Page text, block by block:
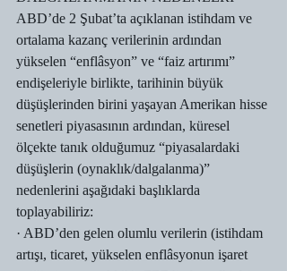
ABD’de 2 Şubat’ta açıklanan istihdam ve
ortalama kazanç verilerinin ardından
yükselen “enflâsyon” ve “faiz artırımı”
endişeleriyle birlikte, tarihinin büyük
düşüşlerinden birini yaşayan Amerikan hisse
senetleri piyasasının ardından, küresel
ölçekte tanık olduğumuz “piyasalardaki
düşüşlerin (oynaklık/dalgalanma)”
nedenlerini aşağıdaki başlıklarda
toplayabiliriz:
· ABD’den gelen olumlu verilerin (istihdam
artışı, ticaret, yükselen enflâsyonun işaret